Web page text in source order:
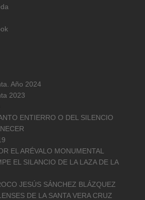
Año 2024
2023
ENTIERRO O DEL SILENCIO
EL ARÉVALO MONUMENTAL
EL SILANCIO DE LA LAZA DE LA
JESÚS SÁNCHEZ BLÁZQUEZ
DE LA SANTA VERA CRUZ